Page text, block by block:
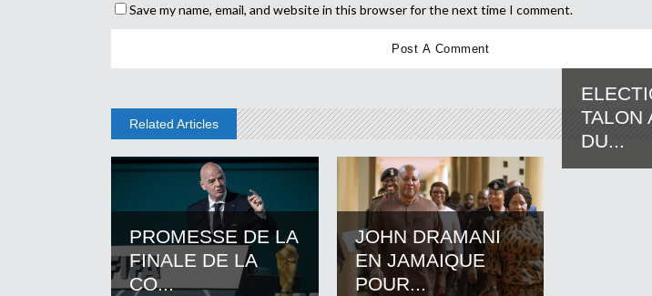
Save my name, email, and website in this browser for the next time I comment.
Related Articles
PROMESSE DE LA
FINALE DE LA
CO...
JOHN DRAMANI
EN JAMAIQUE
POUR...
TALON
DU...